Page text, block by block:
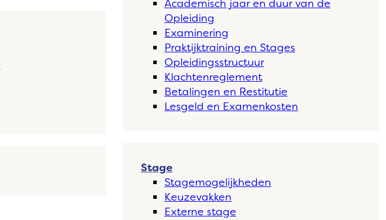
Academisch jaar en duur van de
Opleiding
Examinering
Praktijktraining en Stages
Opleidingsstructuur
Klachtenreglement
Betalingen en Restitutie
Lesgeld en Examenkosten
Stage
Stagemogelijkheden
Keuzevakken
Externe stage